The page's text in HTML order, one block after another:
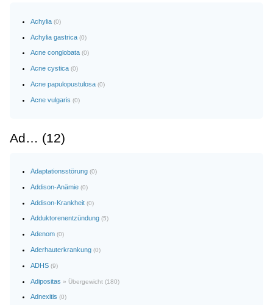
Achylia (0)
Achylia gastrica (0)
Acne conglobata (0)
Acne cystica (0)
Acne papulopustulosa (0)
Acne vulgaris (0)
Ad… (12)
Adaptationsstörung (0)
Addison-Anämie (0)
Addison-Krankheit (0)
Adduktorenentzündung (5)
Adenom (0)
Aderhauterkrankung (0)
ADHS (9)
Adipositas » Übergewicht (180)
Adnexitis (0)